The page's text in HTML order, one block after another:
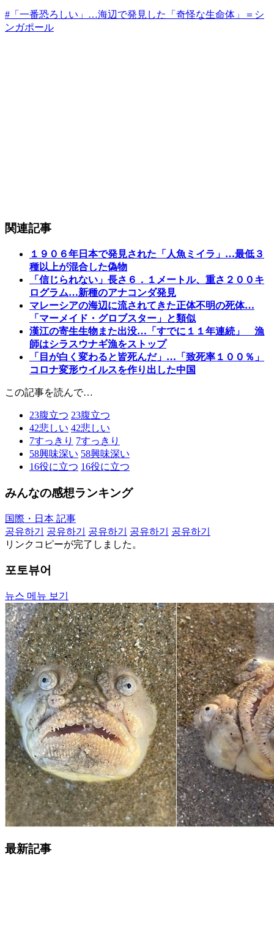
#「一番恐ろしい」…海辺で発見した「奇怪な生命体」＝シ
ンガポール
関連記事
１９０６年日本で発見された「人魚ミイラ」…最低３
種以上が混合した偽物
「信じられない」長さ６．１メートル、重さ２００キ
ログラム…新種のアナコンダ発見
マレーシアの海辺に流されてきた正体不明の死体…
「マーメイド・グロブスター」と類似
漢江の寄生生物また出没…「すでに１１年連続」 漁
師はシラスウナギ漁をストップ
「目が白く変わると皆死んだ」…「致死率１００％」
コロナ変形ウイルスを作り出した中国
この記事を読んで…
23腹立つ 23腹立つ
42悲しい 42悲しい
7すっきり 7すっきり
58興味深い 58興味深い
16役に立つ 16役に立つ
みんなの感想ランキング
国際・日本 記事
공유하기
공유하기 공유하기 공유하기
공유하기
リンクコピーが完了しました。
포토뷰어
뉴스 메뉴 보기
最新記事